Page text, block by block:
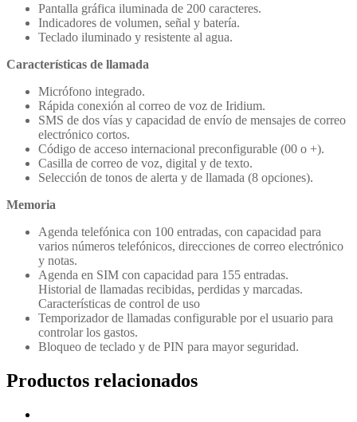
Pantalla gráfica iluminada de 200 caracteres.
Indicadores de volumen, señal y batería.
Teclado iluminado y resistente al agua.
Características de llamada
Micrófono integrado.
Rápida conexión al correo de voz de Iridium.
SMS de dos vías y capacidad de envío de mensajes de correo
electrónico cortos.
Código de acceso internacional preconfigurable (00 o +).
Casilla de correo de voz, digital y de texto.
Selección de tonos de alerta y de llamada (8 opciones).
Memoria
Agenda telefónica con 100 entradas, con capacidad para
varios números telefónicos, direcciones de correo electrónico
y notas.
Agenda en SIM con capacidad para 155 entradas.
Historial de llamadas recibidas, perdidas y marcadas.
Características de control de uso
Temporizador de llamadas configurable por el usuario para
controlar los gastos.
Bloqueo de teclado y de PIN para mayor seguridad.
Productos relacionados